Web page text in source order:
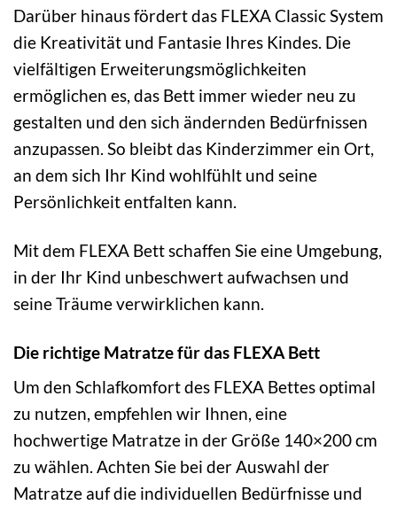
Darüber hinaus fördert das FLEXA Classic System
die Kreativität und Fantasie Ihres Kindes. Die
vielfältigen Erweiterungsmöglichkeiten
ermöglichen es, das Bett immer wieder neu zu
gestalten und den sich ändernden Bedürfnissen
anzupassen. So bleibt das Kinderzimmer ein Ort,
an dem sich Ihr Kind wohlfühlt und seine
Persönlichkeit entfalten kann.
Mit dem FLEXA Bett schaffen Sie eine Umgebung,
in der Ihr Kind unbeschwert aufwachsen und
seine Träume verwirklichen kann.
Die richtige Matratze für das FLEXA Bett
Um den Schlafkomfort des FLEXA Bettes optimal
zu nutzen, empfehlen wir Ihnen, eine
hochwertige Matratze in der Größe 140×200 cm
zu wählen. Achten Sie bei der Auswahl der
Matratze auf die individuellen Bedürfnisse und